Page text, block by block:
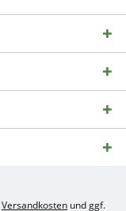
Versandkosten und ggf.